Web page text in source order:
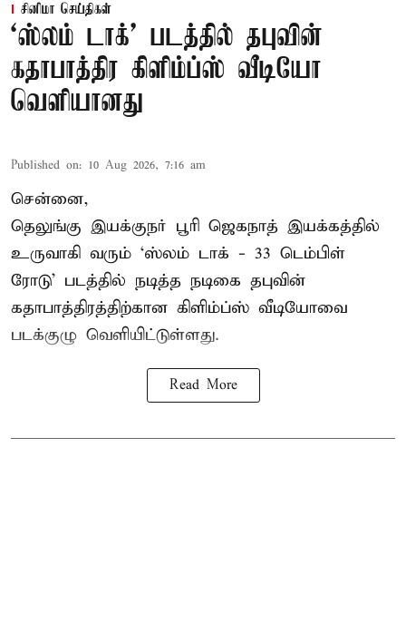
சினிமா செய்திகள்
‘ஸ்லம் டாக்’ படத்தில் தபுவின்
கதாபாத்திர கிளிம்ப்ஸ் வீடியோ
வெளியானது
Published on: 10 Aug 2026, 7:16 am
சென்னை,
தெலுங்கு இயக்குநர் பூரி ஜெகநாத் இயக்கத்தில்
உருவாகி வரும் ‘ஸ்லம் டாக் - 33 டெம்பிள்
ரோடு’ படத்தில் நடித்த நடிகை தபுவின்
கதாபாத்திரத்திற்கான கிளிம்ப்ஸ் வீடியோவை
படக்குழு வெளியிட்டுள்ளது.
Read More